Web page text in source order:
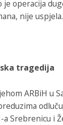
je operacija
nije uspjela.
tragedija
ARBiH u
a Srebrenicu i